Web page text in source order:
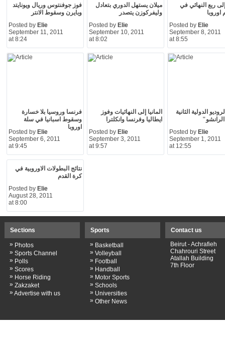
فوز جوفنتوس وريال ويونايتد
وبايرن وسقوط الانتر
Posted by Elie
September 11, 2011
at 8:24
ميلان يستهل الدوري بتعادل
وليفركوزن يتصدر
Posted by Elie
September 10, 2011
at 8:02
ربع النهائي في
اوروبا
Posted by Elie
September 8, 2011
at 8:55
فرنسا وروسيا بلا خسارة
وسقوط اسبانيا في سلة
اوروبا
Posted by Elie
September 6, 2011
at 9:45
المانيا إلى النهائيات وفوز
ايطاليا وفرنسا وانكلترا
Posted by Elie
September 3, 2011
at 9:57
الدولية الثانية
Posted by Elie
September 1, 2011
at 12:55
نتائج البطولات الاوروبية في
كرة القدم
Posted by Elie
August 28, 2011
at 8:00
Sections
» Photos
» Sports Channel
» Polls
» Scores
» Horse Riding
» Zakzaket
» Advertise with us
Sports
» Basketball
» Volleyball
» Football
» Handball
» Motor Sports
» Schools
» Universities
» Other News
Contact us
Beirut - Achrafieh
Chahrouri Street
Atallah Building
7th Floor